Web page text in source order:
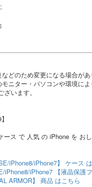
どのため変更になる場合があ
ニター・パソコンや環境に
います。
ース で 人気 の iPhone を お
iPhone8/iPhone7】 ケース
iPhone8/iPhone7 【液晶保護
ARMOR】 商品 はこちら